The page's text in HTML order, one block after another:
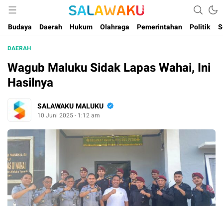
Salawaku Maluku
Salam dan Warta Anak Maluku
Budaya
Daerah Hukum Olahraga Pemerintahan Politik
DAERAH
Wagub Maluku Sidak Lapas Wahai, Ini
Hasilnya
SALAWAKU MALUKU
10 Juni 2025 - 1:12 am